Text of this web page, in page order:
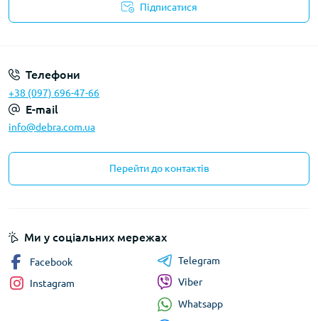
Підписатися
Телефони
+38 (097) 696-47-66
E-mail
info@debra.com.ua
Перейти до контактів
Ми у соціальних мережах
Facebook
Instagram
Telegram
Viber
Whatsapp